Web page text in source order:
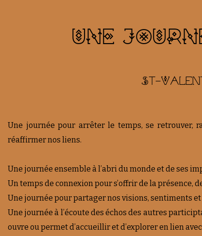
UNE
St-
Une journée pour arrêter le temps, se retrouver,
réaffirmer nos liens.
Une journée ensemble à l’abri du monde et de ses
Un temps de connexion pour s’offrir de la présence,
Une journée pour partager nos visions, sentiments
Une journée à l’écoute des échos des autres
ouvre ou permet d’accueillir et d’explorer en lien